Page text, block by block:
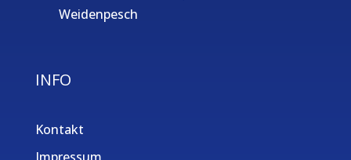
Weidenpesch
INFO
Kontakt
Impressum